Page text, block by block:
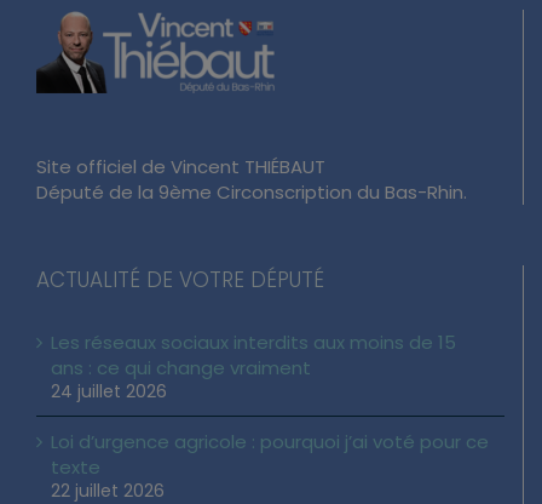
Site officiel de Vincent THIÉBAUT
Député de la 9ème Circonscription du Bas-Rhin.
ACTUALITÉ DE VOTRE DÉPUTÉ
Les réseaux sociaux interdits aux moins de 15
ans : ce qui change vraiment
24 juillet 2026
Loi d’urgence agricole : pourquoi j’ai voté pour ce
texte
22 juillet 2026